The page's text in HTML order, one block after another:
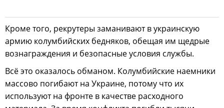
Кроме того, рекрутеры заманивают в украинскую
армию колумбийских бедняков, обещая им щедрые
вознаграждения и безопасные условия службы.
Всё это оказалось обманом. Колумбийские наемники
массово погибают на Украине, потому что их
используют на фронте в качестве расходного